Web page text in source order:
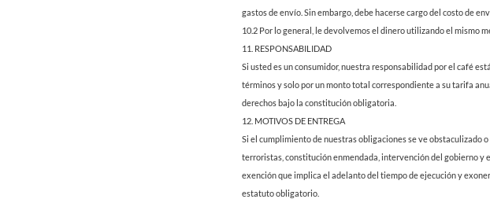
gastos de envío. Sin embargo, debe hacerse cargo del costo de
10.2 Por lo general, le devolvemos el dinero utilizando el mismo
11. RESPONSABILIDAD
Si usted es un consumidor, nuestra responsabilidad por el café
términos y solo por un monto total correspondiente a su tarifa
derechos bajo la constitución obligatoria.
12. MOTIVOS DE ENTREGA
Si el cumplimiento de nuestras obligaciones se ve obstaculizado
terroristas, constitución enmendada, intervención del gobierno y
exención que implica el adelanto del tiempo de ejecución y
estatuto obligatorio.